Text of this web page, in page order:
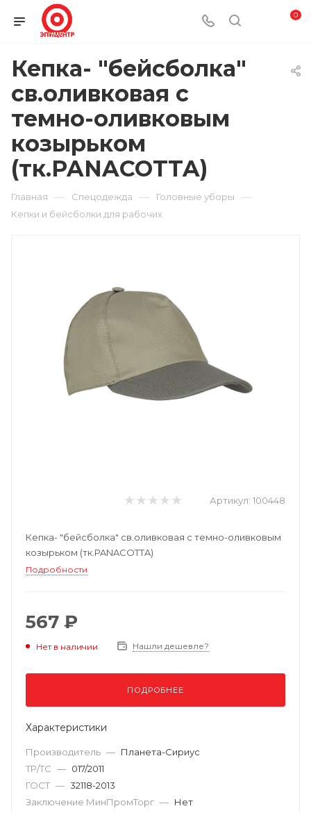
0
Кепка- "бейсболка"
св.оливковая с
темно-оливковым
козырьком
(тк.PANACOTTA)
Главная — Спецодежда — Головные уборы —
Кепки и бейсболки для рабочих
Артикул: 100448
Кепка- "бейсболка" св.оливковая с темно-оливковым
козырьком (тк.PANACOTTA)
Подробности
567 ₽
Нет в наличии Нашли дешевле?
ПОДРОБНЕЕ
Характеристики
Производитель — Планета-Сириус
ТР/ТС — 017/2011
ГОСТ — 32118-2013
Заключение МинПромТорг — Нет